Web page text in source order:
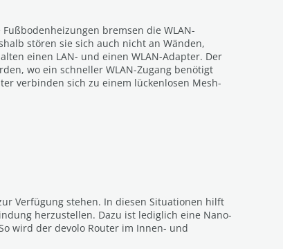
bremsen die WLAN-
stören sie sich auch nicht an Wänden,
einen LAN- und einen WLAN-Adapter. Der
wo ein schneller WLAN-Zugang benötigt
verbinden sich zu einem lückenlosen Mesh-
Verfügung stehen. In diesen Situationen hilft
herzustellen. Dazu ist lediglich eine Nano-
wird der devolo Router im Innen- und